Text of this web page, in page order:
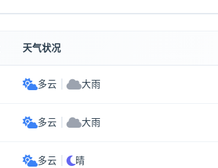
天气状况
多云 大雨
多云 大雨
多云 晴